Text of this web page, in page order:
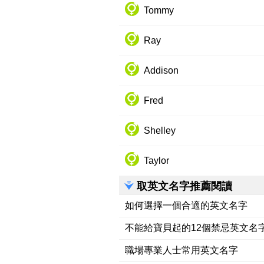
Tommy
Ray
Addison
Fred
Shelley
Taylor
取英文名字推薦閱讀
如何選擇一個合適的英文名字
不能給寶貝起的12個禁忌英文名
職場專業人士常用英文名字